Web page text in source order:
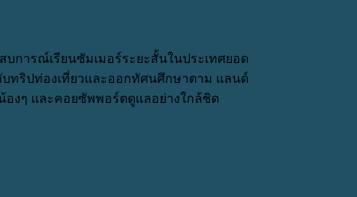
การณ์เรียนซัมเมอร์ระยะสั้นในประเทศยอด
ทริปท่องเที่ยวและออกทัศนศึกษาตาม แลนด์
งๆ และคอยซัพพอร์ตดูแลอย่างใกล้ชิด